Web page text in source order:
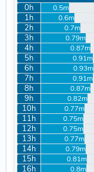
0h 0.5m
1h 0.6m
2h 0.7m
3h 0.79m
4h 0.87m
5h 0.91m
6h 0.93m
7h 0.91m
8h 0.87m
9h 0.82m
10h 0.77m
11h 0.75m
12h 0.75m
13h 0.77m
14h 0.79m
15h 0.81m
16h 0.8m